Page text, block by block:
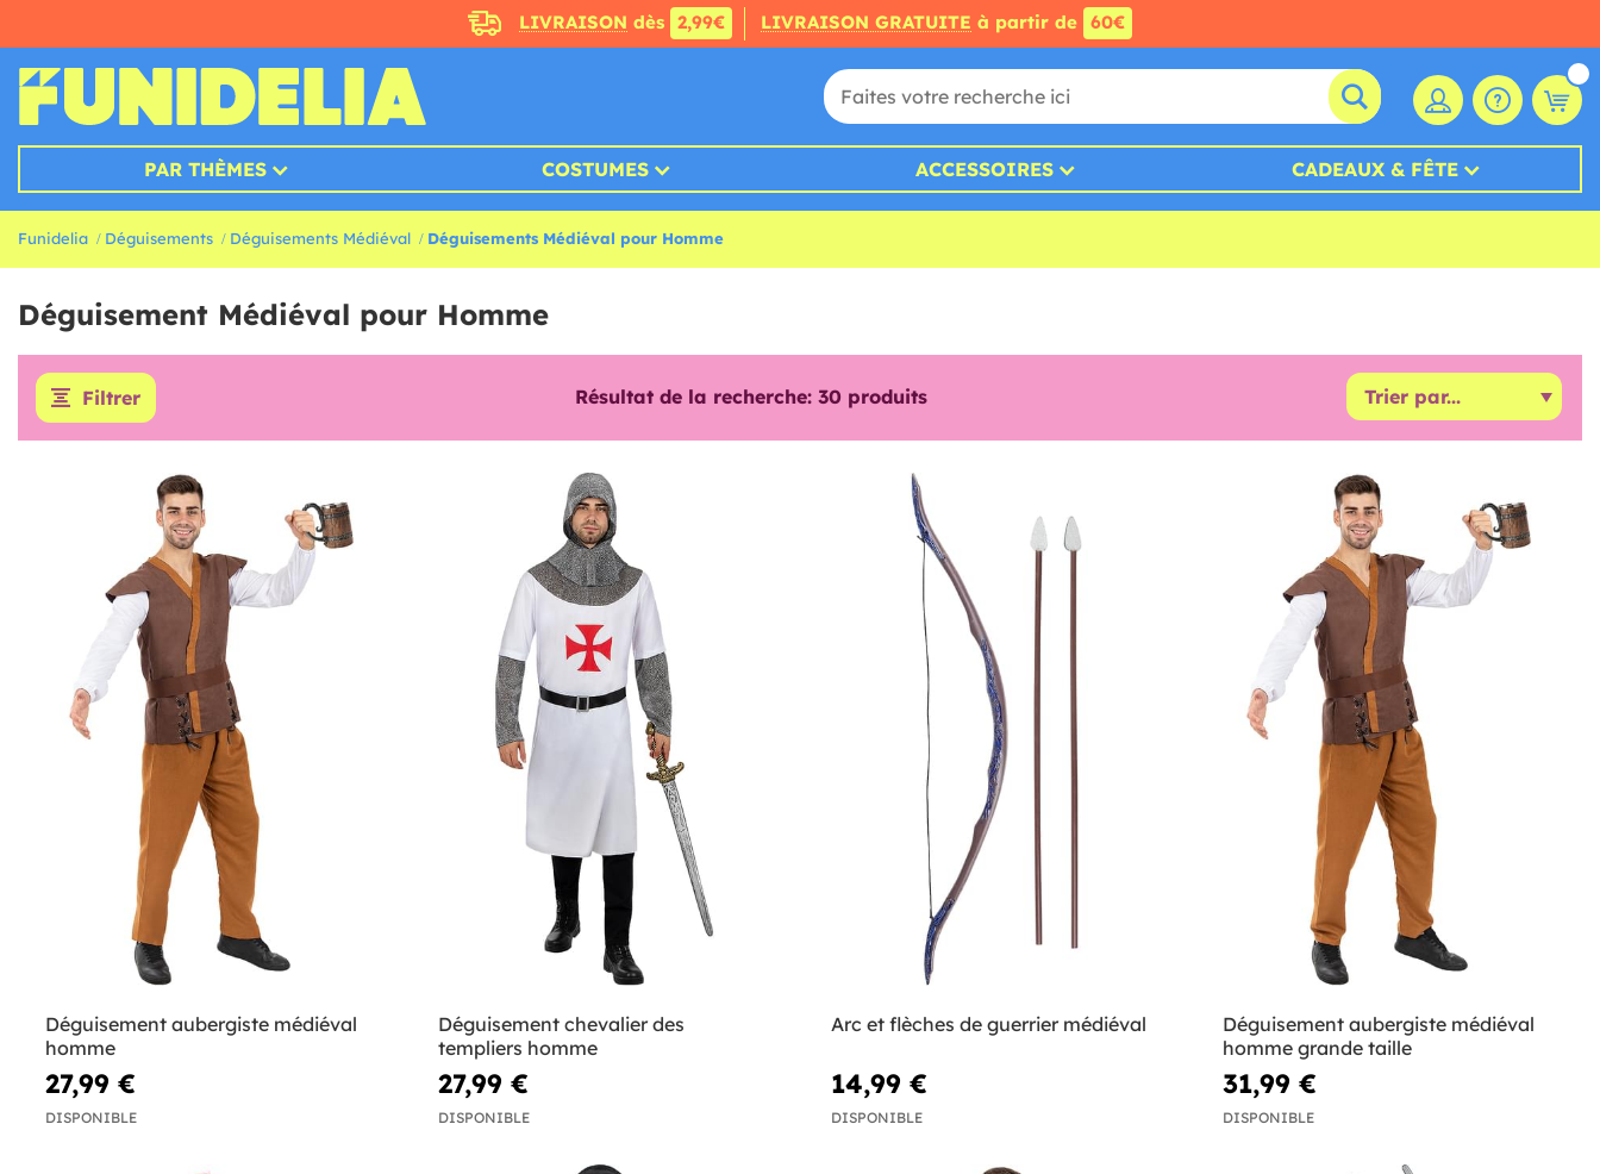
LIVRAISON dès 2,99€ LIVRAISON GRATUITE à partir de 60€
PAR THÈMES COSTUMES ACCESSOIRES CADEAUX & FÊTE
Funidelia Déguisements Déguisements Médiéval Déguisements Médiéval pour Homme
Déguisement Médiéval pour Homme
Filtrer Résultat de la recherche: 30 produits
Déguisement aubergiste médiéval
homme
27,99 €
DISPONIBLE
Déguisement chevalier des
templiers homme
27,99 €
DISPONIBLE
Arc et flèches de guerrier médiéval
14,99 €
DISPONIBLE
Déguisement aubergiste médiéval
homme grande taille
31,99 €
DISPONIBLE